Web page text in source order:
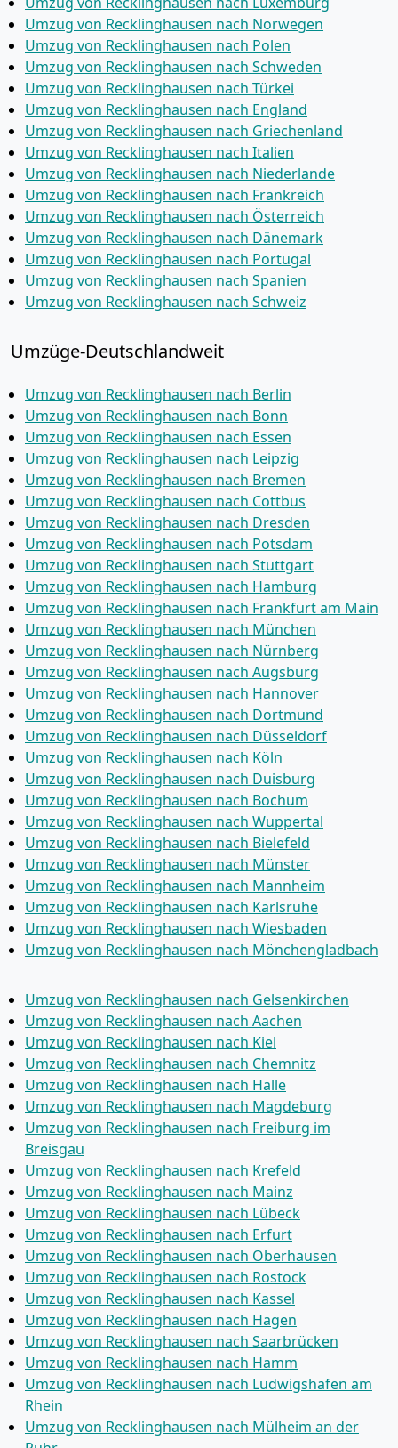
Umzug von Recklinghausen nach Norwegen
Umzug von Recklinghausen nach Polen
Umzug von Recklinghausen nach Schweden
Umzug von Recklinghausen nach Türkei
Umzug von Recklinghausen nach England
Umzug von Recklinghausen nach Griechenland
Umzug von Recklinghausen nach Italien
Umzug von Recklinghausen nach Niederlande
Umzug von Recklinghausen nach Frankreich
Umzug von Recklinghausen nach Österreich
Umzug von Recklinghausen nach Dänemark
Umzug von Recklinghausen nach Portugal
Umzug von Recklinghausen nach Spanien
Umzug von Recklinghausen nach Schweiz
Umzüge-Deutschlandweit
Umzug von Recklinghausen nach Berlin
Umzug von Recklinghausen nach Bonn
Umzug von Recklinghausen nach Essen
Umzug von Recklinghausen nach Leipzig
Umzug von Recklinghausen nach Bremen
Umzug von Recklinghausen nach Cottbus
Umzug von Recklinghausen nach Dresden
Umzug von Recklinghausen nach Potsdam
Umzug von Recklinghausen nach Stuttgart
Umzug von Recklinghausen nach Hamburg
Umzug von Recklinghausen nach Frankfurt am Main
Umzug von Recklinghausen nach München
Umzug von Recklinghausen nach Nürnberg
Umzug von Recklinghausen nach Augsburg
Umzug von Recklinghausen nach Hannover
Umzug von Recklinghausen nach Dortmund
Umzug von Recklinghausen nach Düsseldorf
Umzug von Recklinghausen nach Köln
Umzug von Recklinghausen nach Duisburg
Umzug von Recklinghausen nach Bochum
Umzug von Recklinghausen nach Wuppertal
Umzug von Recklinghausen nach Bielefeld
Umzug von Recklinghausen nach Münster
Umzug von Recklinghausen nach Mannheim
Umzug von Recklinghausen nach Karlsruhe
Umzug von Recklinghausen nach Wiesbaden
Umzug von Recklinghausen nach Mönchen­gladbach
Umzug von Recklinghausen nach Gelsenkirchen
Umzug von Recklinghausen nach Aachen
Umzug von Recklinghausen nach Kiel
Umzug von Recklinghausen nach Chemnitz
Umzug von Recklinghausen nach Halle
Umzug von Recklinghausen nach Magdeburg
Umzug von Recklinghausen nach Freiburg im
Breisgau
Umzug von Recklinghausen nach Krefeld
Umzug von Recklinghausen nach Mainz
Umzug von Recklinghausen nach Lübeck
Umzug von Recklinghausen nach Erfurt
Umzug von Recklinghausen nach Oberhausen
Umzug von Recklinghausen nach Rostock
Umzug von Recklinghausen nach Kassel
Umzug von Recklinghausen nach Hagen
Umzug von Recklinghausen nach Saarbrücken
Umzug von Recklinghausen nach Hamm
Umzug von Recklinghausen nach Ludwigshafen am
Rhein
Umzug von Recklinghausen nach Mülheim an der